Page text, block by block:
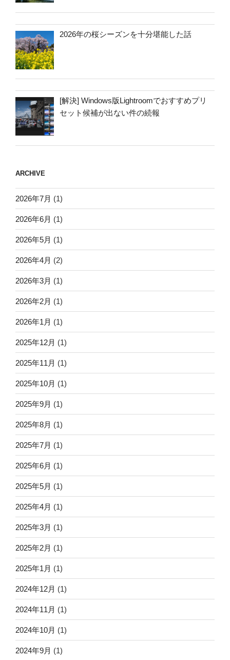
2026年の桜シーズンを十分堪能した話
[解決] Windows版Lightroomでおすすめプリ
セット候補が出ない件の続報
ARCHIVE
2026年7月 (1)
2026年6月 (1)
2026年5月 (1)
2026年4月 (2)
2026年3月 (1)
2026年2月 (1)
2026年1月 (1)
2025年12月 (1)
2025年11月 (1)
2025年10月 (1)
2025年9月 (1)
2025年8月 (1)
2025年7月 (1)
2025年6月 (1)
2025年5月 (1)
2025年4月 (1)
2025年3月 (1)
2025年2月 (1)
2025年1月 (1)
2024年12月 (1)
2024年11月 (1)
2024年10月 (1)
2024年9月 (1)